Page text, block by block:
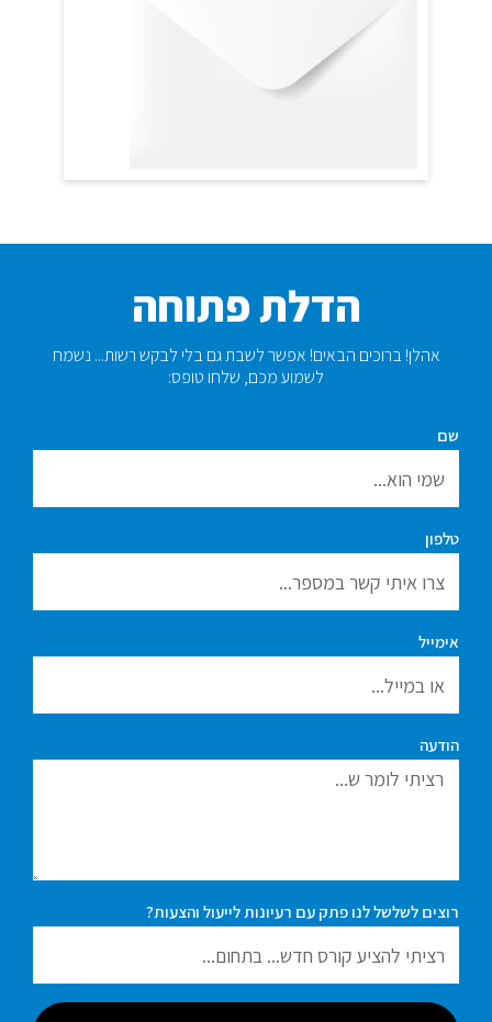
הדלת פתוחה
אהלן! ברוכים הבאים! אפשר לשבת גם בלי לבקש רשות... נשמח
לשמוע מכם, שלחו טופס:​
שם
טלפון
אימייל
הודעה
רוצים לשלשל לנו פתק עם רעיונות לייעול והצעות?